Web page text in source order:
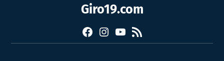
Giro19.com
FacebookInstagram
YouTube
RSS